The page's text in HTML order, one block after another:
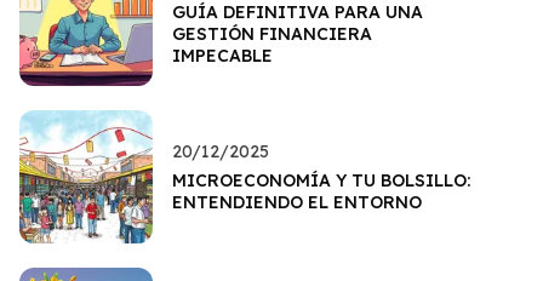
GUÍA DEFINITIVA PARA UNA
GESTIÓN FINANCIERA
IMPECABLE
20/12/2025
MICROECONOMÍA Y TU BOLSILLO:
ENTENDIENDO EL ENTORNO